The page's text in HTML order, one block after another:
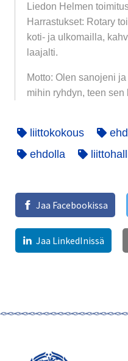
Liedon Helmen
Harrastukset: Rotary
koti- ja ulkomailla,
laajalti.
Motto: Olen sanojeni
mihin ryhdyn, teen sen
liittokokous
ehdolla
Jaa Facebookissa
Jaa LinkedInissä